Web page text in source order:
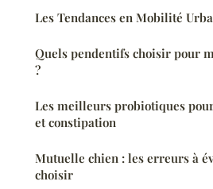
Les Tendances en Mobilité
Quels pendentifs choisir pour
?
Les meilleurs probiotiques
et constipation
Mutuelle chien : les erreurs à
choisir